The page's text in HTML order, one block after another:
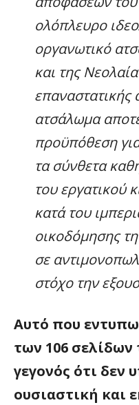
ολόπλευρο
οργανωτικό
και της
επαναστατικής
ατσάλωμα
προϋπόθεση
τα σύνθετα
του εργατικού
κατά του
οικοδόμησης
σε
στόχο την
Αυτό που
των 106 σελίδων
γεγονός ότι δεν
ουσιαστική και